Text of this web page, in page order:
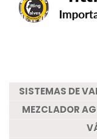
SISTEMAS DE
MEZCLADOR